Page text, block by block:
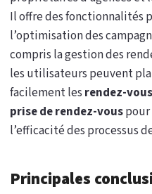
Il offre des fonctionnalités
l’optimisation des
compris la gestion des
les utilisateurs peuvent
facilement les rendez-
prise de rendez-vous
l’efficacité des processus
Principales